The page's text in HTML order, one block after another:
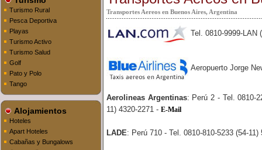
Turismo Rural
Pesca Deportiva
Playas
Turismo Activo
Turismo Salud
Golf
Pato y Polo
Tango
Alojamientos
Hoteles
Apart Hoteles
Cabañas y Bungalows
Transportes Aereos en Buenos Aires, Argentina
Tel. 0810-9999-LAN
Aeropuerto Jorge
Aerolineas Argentinas: Perú 2 - Tel. 0810-
11) 4320-2271 - E-Mail
LADE: Perú 710 - Tel. 0810-810-5233 (54-